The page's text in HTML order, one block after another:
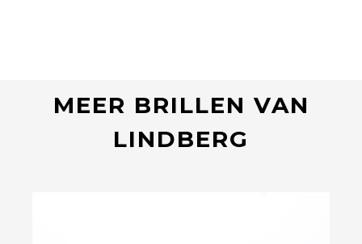
MEER BRILLEN VAN
LINDBERG